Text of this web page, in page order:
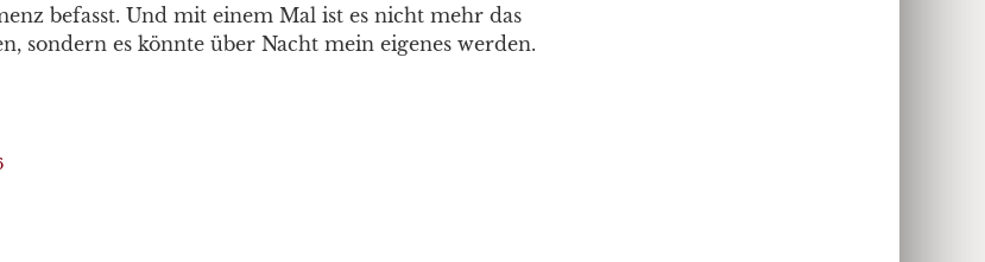
befasst. Und mit einem Mal ist es nicht mehr das
sondern es könnte über Nacht mein eigenes werden.